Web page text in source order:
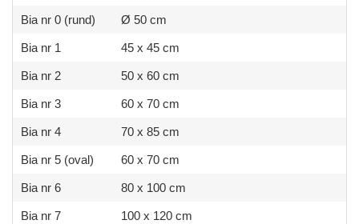
Bia nr 0 (rund) Ø 50 cm
Bia nr 1 45 x 45 cm
Bia nr 2 50 x 60 cm
Bia nr 3 60 x 70 cm
Bia nr 4 70 x 85 cm
Bia nr 5 (oval) 60 x 70 cm
Bia nr 6 80 x 100 cm
Bia nr 7 100 x 120 cm